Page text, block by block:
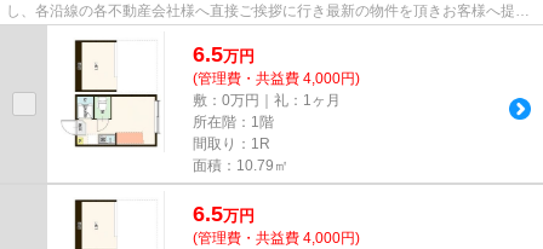
し、各沿線の各不動産会社様へ直接ご挨拶に行き最新の物件を頂きお客様へ提供
6.5万円
(管理費・共益費 4,000円)
敷：0万円｜礼：1ヶ月
所在階：1階
間取り：1R
面積：10.79㎡
6.5万円
(管理費・共益費 4,000円)